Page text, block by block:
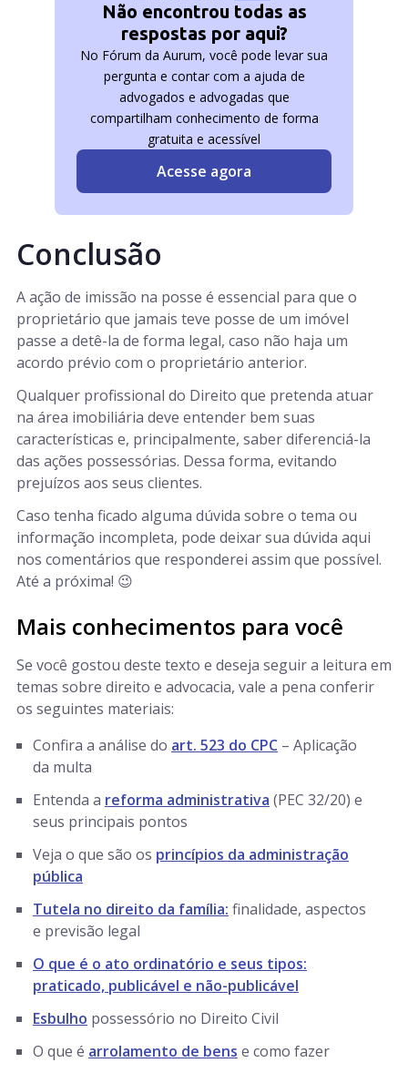
Não encontrou todas as
respostas por aqui?
No Fórum da Aurum, você pode levar sua
pergunta e contar com a ajuda de
advogados e advogadas que
compartilham conhecimento de forma
gratuita e acessível
Acesse agora
Conclusão
A ação de imissão na posse é essencial para que o
proprietário que jamais teve posse de um imóvel
passe a detê-la de forma legal, caso não haja um
acordo prévio com o proprietário anterior.
Qualquer profissional do Direito que pretenda atuar
na área imobiliária deve entender bem suas
características e, principalmente, saber diferenciá-la
das ações possessórias. Dessa forma, evitando
prejuízos aos seus clientes.
Caso tenha ficado alguma dúvida sobre o tema ou
informação incompleta, pode deixar sua dúvida aqui
nos comentários que responderei assim que possível.
Até a próxima! 😉
Mais conhecimentos para você
Se você gostou deste texto e deseja seguir a leitura em
temas sobre direito e advocacia, vale a pena conferir
os seguintes materiais:
Confira a análise do art. 523 do CPC – Aplicação
da multa
Entenda a reforma administrativa (PEC 32/20) e
seus principais pontos
Veja o que são os princípios da administração
pública
Tutela no direito da família: finalidade, aspectos
e previsão legal
O que é o ato ordinatório e seus tipos:
praticado, publicável e não-publicável
Esbulho possessório no Direito Civil
O que é arrolamento de bens e como fazer